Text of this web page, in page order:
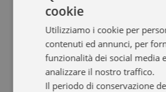
cookie
Utilizziamo i cookie per
contenuti ed annunci, per
funzionalità dei social media
analizzare il nostro traffico.
Il periodo di conservazione